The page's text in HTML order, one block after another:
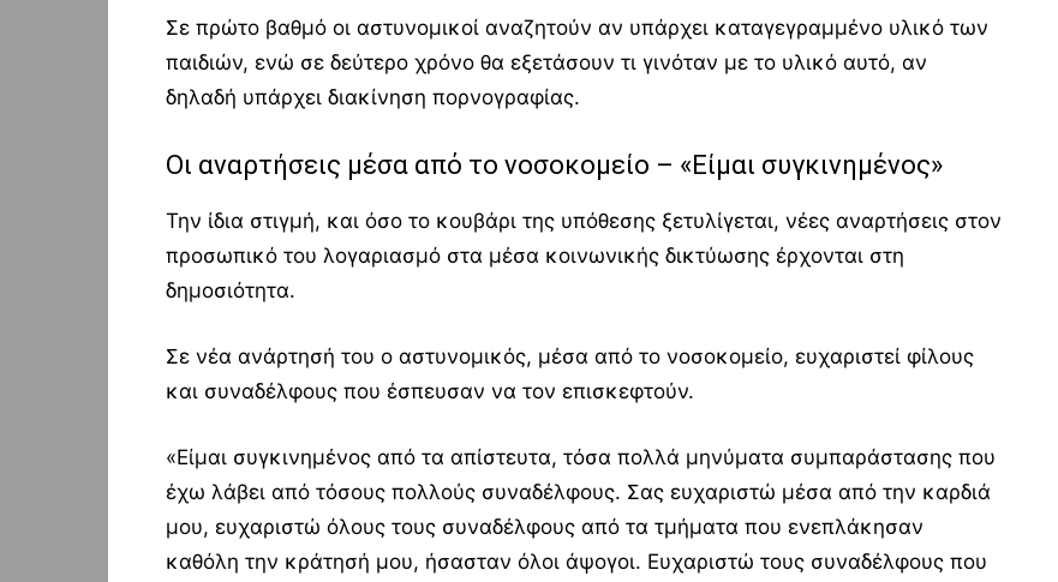
Σε πρώτο βαθμό οι αστυνομικοί αναζητούν αν υπάρχει καταγεγραμμένο υλικό των
παιδιών, ενώ σε δεύτερο χρόνο θα εξετάσουν τι γινόταν με το υλικό αυτό, αν
δηλαδή υπάρχει διακίνηση πορνογραφίας.
Οι αναρτήσεις μέσα από το νοσοκομείο – «Είμαι συγκινημένος»
Την ίδια στιγμή, και όσο το κουβάρι της υπόθεσης ξετυλίγεται, νέες αναρτήσεις στον
προσωπικό του λογαριασμό στα μέσα κοινωνικής δικτύωσης έρχονται στη
δημοσιότητα.
Σε νέα ανάρτησή του ο αστυνομικός, μέσα από το νοσοκομείο, ευχαριστεί φίλους
και συναδέλφους που έσπευσαν να τον επισκεφτούν.
«Είμαι συγκινημένος από τα απίστευτα, τόσα πολλά μηνύματα συμπαράστασης που
έχω λάβει από τόσους πολλούς συναδέλφους. Σας ευχαριστώ μέσα από την καρδιά
μου, ευχαριστώ όλους τους συναδέλφους από τα τμήματα που ενεπλάκησαν
καθόλη την κράτησή μου, ήσασταν όλοι άψογοι. Ευχαριστώ τους συναδέλφους που